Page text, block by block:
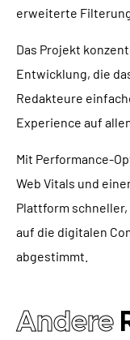
erweiterte
Das Projekt
Entwicklung, die
Redakteure
Experience auf
Mit Performance-
Web Vitals und
Plattform
auf die digitalen
abgestimmt.
Andere